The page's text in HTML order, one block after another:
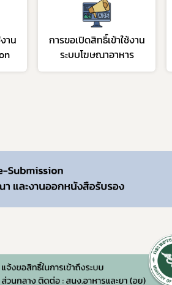
าน
การขอเปิดสิทธิ์เข้าใช้งาน
ระบบโฆษณาอาหาร